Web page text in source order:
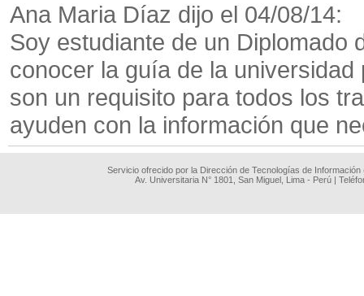
Ana Maria Díaz dijo el 04/08/14:
Soy estudiante de un Diplomado
conocer la guía de la
son un requisito para todos los
ayuden con la información que
Servicio ofrecido por la Dirección de Tecnologías de
Av. Universitaria N° 1801, San Miguel, Lima - Perú |